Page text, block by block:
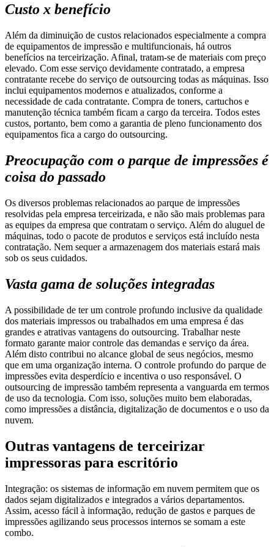
Custo x benefício
Além da diminuição de custos relacionados especialmente a compra
de equipamentos de impressão e multifuncionais, há outros
benefícios na terceirização. Afinal, tratam-se de materiais com preço
elevado. Com esse serviço devidamente contratado, a empresa
contratante recebe do serviço de outsourcing todas as máquinas. Isso
inclui equipamentos modernos e atualizados, conforme a
necessidade de cada contratante. Compra de toners, cartuchos e
manutenção técnica também ficam a cargo da terceira. Todos estes
custos, portanto, bem como a garantia de pleno funcionamento dos
equipamentos fica a cargo do outsourcing.
Preocupação com o parque de impressões é
coisa do passado
Os diversos problemas relacionados ao parque de impressões
resolvidas pela empresa terceirizada, e não são mais problemas para
as equipes da empresa que contratam o serviço. Além do aluguel de
máquinas, todo o pacote de produtos e serviços está incluído nesta
contratação. Nem sequer a armazenagem dos materiais estará mais
sob os seus cuidados.
Vasta gama de soluções integradas
A possibilidade de ter um controle profundo inclusive da qualidade
dos materiais impressos ou trabalhados em uma empresa é das
grandes e atrativas vantagens do outsourcing. Trabalhar neste
formato garante maior controle das demandas e serviço da área.
Além disto contribui no alcance global de seus negócios, mesmo
que em uma organização interna. O controle profundo do parque de
impressões evita desperdício e incentiva o uso responsável. O
outsourcing de impressão também representa a vanguarda em termos
de uso da tecnologia. Com isso, soluções muito bem elaboradas,
como impressões a distância, digitalização de documentos e o uso da
nuvem.
Outras vantagens de terceirizar
impressoras para escritório
Integração: os sistemas de informação em nuvem permitem que os
dados sejam digitalizados e integrados a vários departamentos.
Assim, acesso fácil à informação, redução de gastos e parques de
impressões agilizando seus processos internos se somam a este
combo.